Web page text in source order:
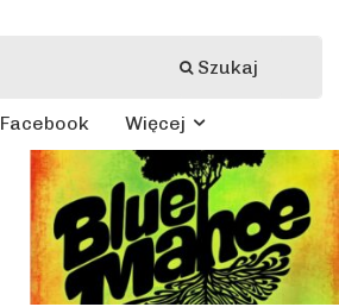
Szukaj
Facebook Więcej